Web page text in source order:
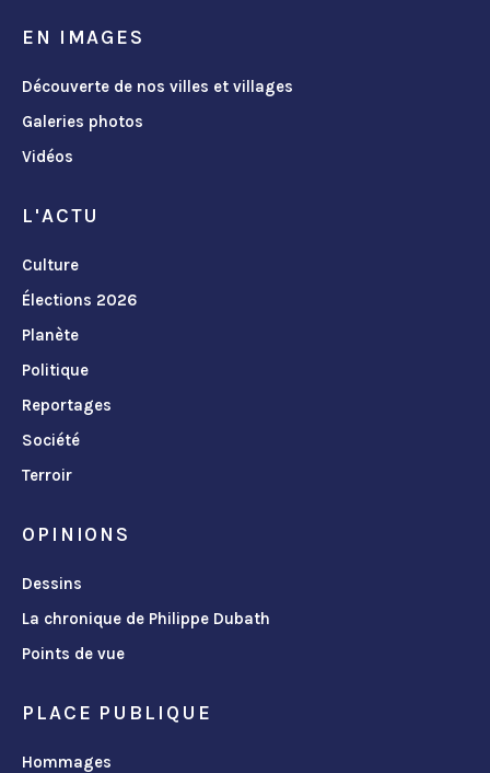
EN IMAGES
Découverte de nos villes et villages
Galeries photos
Vidéos
L'ACTU
Culture
Élections 2026
Planète
Politique
Reportages
Société
Terroir
OPINIONS
Dessins
La chronique de Philippe Dubath
Points de vue
PLACE PUBLIQUE
Hommages